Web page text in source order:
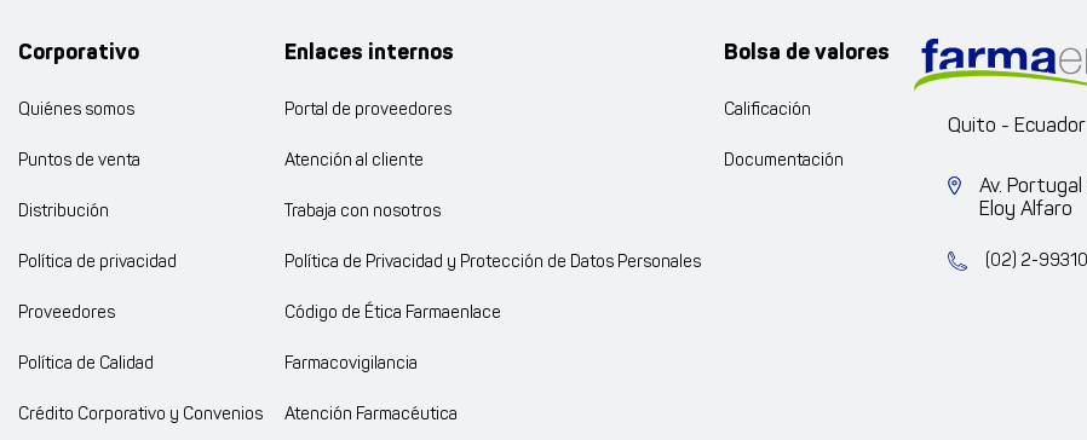
Corporativo
Quiénes somos
Puntos de venta
Distribución
Política de privacidad
Proveedores
Política de Calidad
Crédito Corporativo y Convenios
Enlaces internos
Portal de proveedores
Atención al cliente
Trabaja con nosotros
Política de Privacidad y Protección de Datos Personales
Código de Ética Farmaenlace
Farmacovigilancia
Atención Farmacéutica
Bolsa de valores
Calificación
Documentación
Quito - Ecuador
Av. Portugal
Eloy Alfaro
(02) 2-